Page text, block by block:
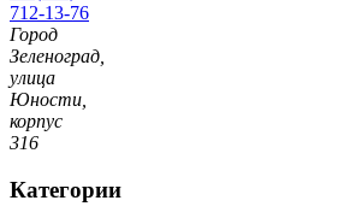
712-13-76
Город
Зеленоград,
улица
Юности,
корпус
316
Категории